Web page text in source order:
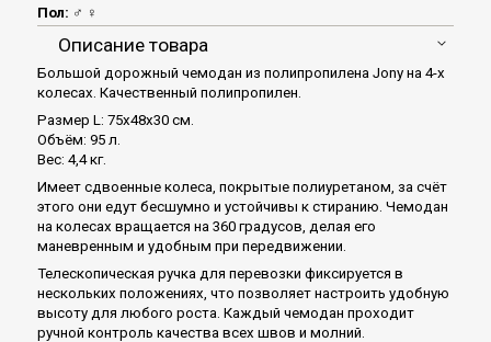
Пол: ♂ ♀
Описание товара
Большой дорожный чемодан из полипропилена Jony на 4-х
колесах. Качественный полипропилен.
Размер L: 75x48x30 см.
Объём: 95 л.
Вес: 4,4 кг.
Имеет сдвоенные колеса, покрытые полиуретаном, за счёт
этого они едут бесшумно и устойчивы к стиранию. Чемодан
на колесах вращается на 360 градусов, делая его
маневренным и удобным при передвижении.
Телескопическая ручка для перевозки фиксируется в
нескольких положениях, что позволяет настроить удобную
высоту для любого роста. Каждый чемодан проходит
ручной контроль качества всех швов и молний.